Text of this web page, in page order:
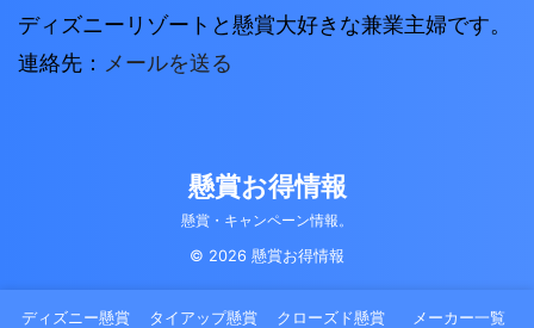
ディズニーリゾートと懸賞大好きな兼業主婦です。
連絡先： メールを送る
懸賞お得情報
懸賞・キャンペーン情報。
© 2026 懸賞お得情報
ディズニー懸賞 タイアップ懸賞 クローズド懸賞 メーカー一覧